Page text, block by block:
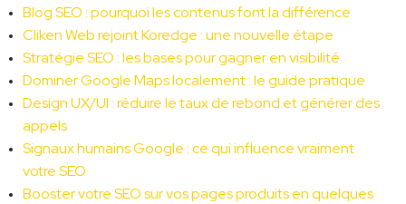
Blog SEO : pourquoi les contenus font la différence
Cliken Web rejoint Koredge : une nouvelle étape
Stratégie SEO : les bases pour gagner en visibilité
Dominer Google Maps localement : le guide pratique
Design UX/UI : réduire le taux de rebond et générer des
appels
Signaux humains Google : ce qui influence vraiment
votre SEO
Booster votre SEO sur vos pages produits en quelques